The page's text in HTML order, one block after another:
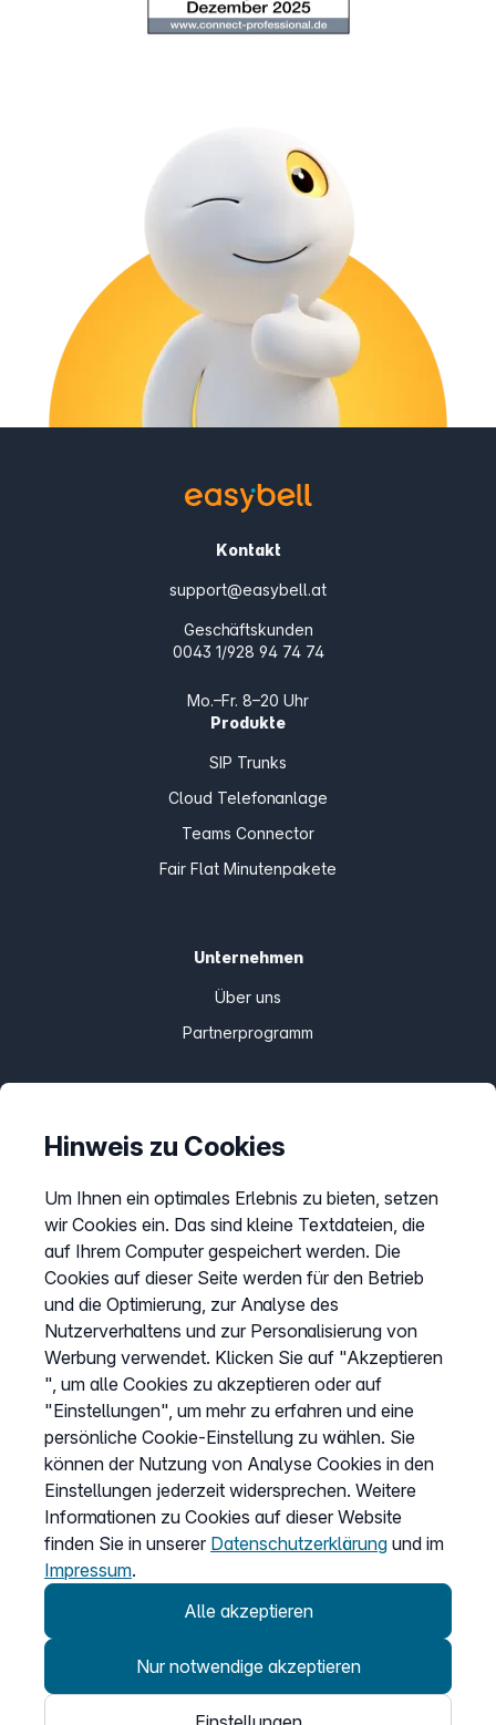
Kontakt
support@easybell.at
Geschäftskunden
0043 1/928 94 74 74
Mo.–Fr. 8–20 Uhr
Produkte
SIP Trunks
Cloud Telefonanlage
Teams Connector
Fair Flat Minutenpakete
Unternehmen
Über uns
Partnerprogramm
Preise
Sitemap
AGB
Datenschutz
Impressum
Cookies anpassen
Service
Hilfecenter
Wissen
Kündigung
Hinweis zu Cookies
Um Ihnen ein optimales Erlebnis zu bieten, setzen
wir Cookies ein. Das sind kleine Textdateien, die
auf Ihrem Computer gespeichert werden. Die
Cookies auf dieser Seite werden für den Betrieb
und die Optimierung, zur Analyse des
Nutzerverhaltens und zur Personalisierung von
Werbung verwendet. Klicken Sie auf "Akzeptieren
", um alle Cookies zu akzeptieren oder auf
"Einstellungen", um mehr zu erfahren und eine
persönliche Cookie-Einstellung zu wählen. Sie
können der Nutzung von Analyse Cookies in den
Einstellungen jederzeit widersprechen. Weitere
Informationen zu Cookies auf dieser Website
finden Sie in unserer Datenschutzerklärung und im
Impressum.
Alle akzeptieren
Nur notwendige akzeptieren